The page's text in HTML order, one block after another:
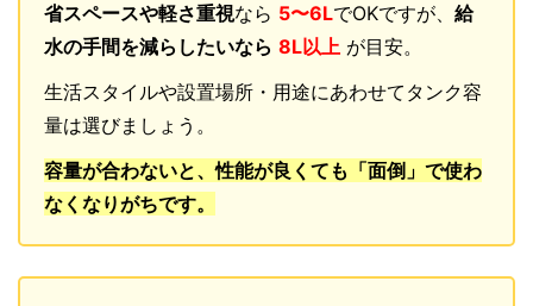
省スペースや軽さ重視なら 5〜6LでOKですが、 給
水の手間を減らしたいなら 8L以上 が目安。
生活スタイルや設置場所・用途にあわせてタンク容
量は選びましょう。
容量が合わないと、性能が良くても「面倒」で使わ
なくなりがちです。